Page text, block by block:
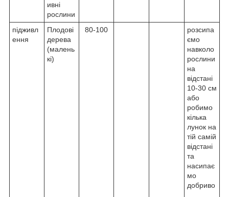
ивні
рослини
підживл
ення
Плодові
дерева
(малень
кі)
80-100
розсипа
ємо
навколо
рослини
на
відстані
10-30 см
або
робимо
кілька
лунок на
тій самій
відстані
та
насипає
мо
добриво